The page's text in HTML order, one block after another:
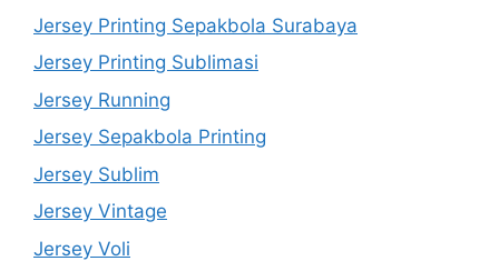
Jersey Printing Sepakbola Surabaya
Jersey Printing Sublimasi
Jersey Running
Jersey Sepakbola Printing
Jersey Sublim
Jersey Vintage
Jersey Voli